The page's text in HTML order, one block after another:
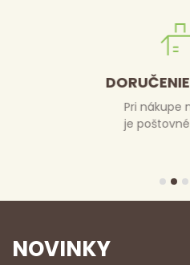
Pri nákupe
je
NOVINKY